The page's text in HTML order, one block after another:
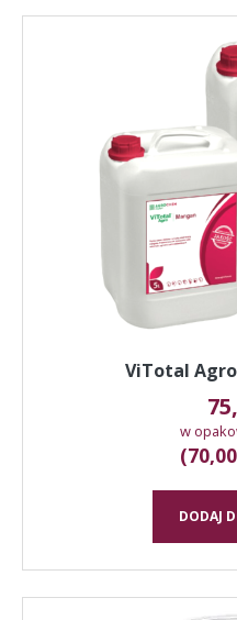
ViTotal
w
DODAJ